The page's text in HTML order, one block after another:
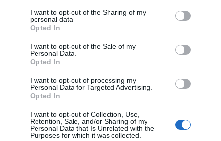
I want to opt-out of the Sharing of my
personal data.
Opted In
I want to opt-out of the Sale of my
Personal Data.
Opted In
I want to opt-out of processing my
Personal Data for Targeted Advertising.
Opted In
I want to opt-out of Collection, Use,
Retention, Sale, and/or Sharing of my
Personal Data that Is Unrelated with the
Purposes for which it was collected.